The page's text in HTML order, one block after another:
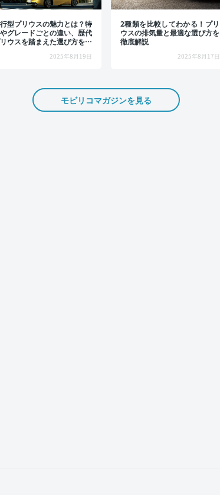
型プリウスの魅力とは？特
グレードごとの違い、歴代
ウスを踏まえた選び方を解
2025年8月19日
2種類を比較してわかる！プリ
ウスの排気量と最適な選び方を
徹底解説
2025年8月17日
モビリコマガジンを見る